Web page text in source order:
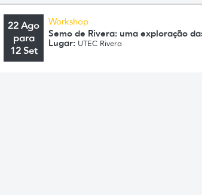
22 Ago
para
12 Set
Workshop
Semo de Rivera: uma exploração
Lugar: UTEC Rivera